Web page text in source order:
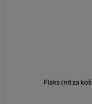
Flaks (nit za